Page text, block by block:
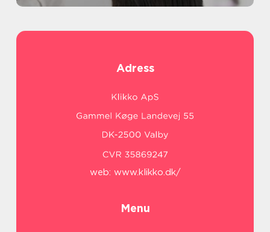
Adress
web: www.klikko.dk/
Menu